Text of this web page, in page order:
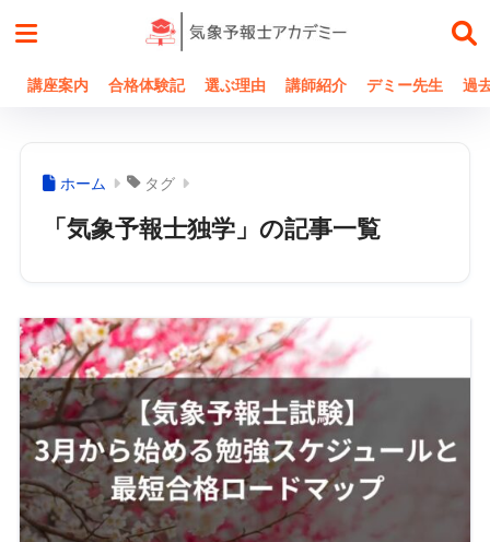
講座案内 合格体験記 選ぶ理由 講師紹介 デミー先生 過
ホーム タグ
「気象予報士独学」の記事一覧